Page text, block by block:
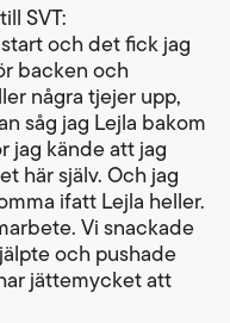
SVT:
och det fick jag
backen och
några tjejer upp,
såg jag Lejla bakom
jag kände att jag
här själv. Och jag
ifatt Lejla heller.
Vi snackade
och pushade
jättemycket att